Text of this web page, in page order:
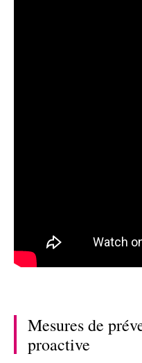
Mesures de
proactive